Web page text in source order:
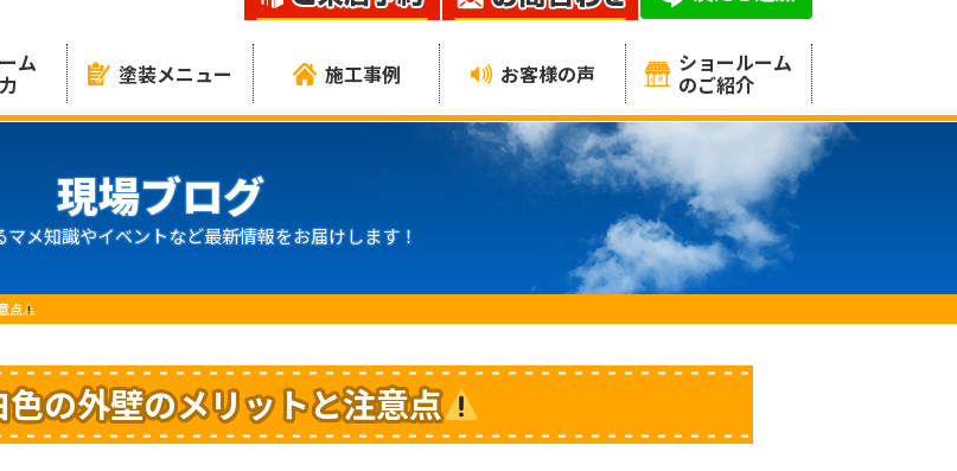
ム 塗装メニュー 施工事例 お客様の声 ショールーム
のご紹介
現場ブログ
マメ知識やイベントなど最新情報をお届けします！
点
色の外壁のメリットと注意点